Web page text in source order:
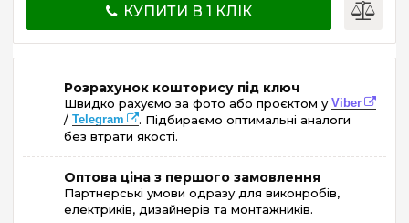
КУПИТИ В 1 КЛІК
Розрахунок кошторису під ключ
Швидко рахуємо за фото або проєктом у Viber
/ Telegram
. Підбираємо оптимальні аналоги
без втрати якості.
Оптова ціна з першого замовлення
Партнерські умови одразу для виконробів,
електриків, дизайнерів та монтажників.